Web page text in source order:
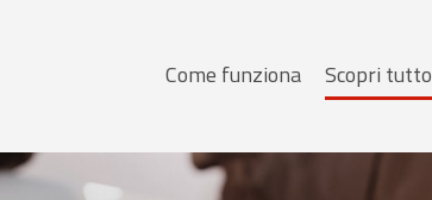
Menu
principale
Come funziona Scopri tutto